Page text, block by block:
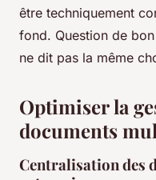
être techniquement
fond. Question de
ne dit pas la même
Optimiser la
documents
Centralisation des